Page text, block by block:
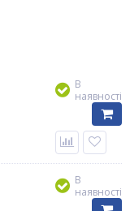
В
наявності
В
наявності